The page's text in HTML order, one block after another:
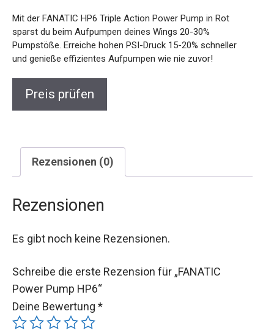
Mit der FANATIC HP6 Triple Action Power Pump in Rot
sparst du beim Aufpumpen deines Wings 20-30%
Pumpstöße. Erreiche hohen PSI-Druck 15-20% schneller
und genieße effizientes Aufpumpen wie nie zuvor!
Preis prüfen
Rezensionen (0)
Rezensionen
Es gibt noch keine Rezensionen.
Schreibe die erste Rezension für „FANATIC
Power Pump HP6“
Deine Bewertung *